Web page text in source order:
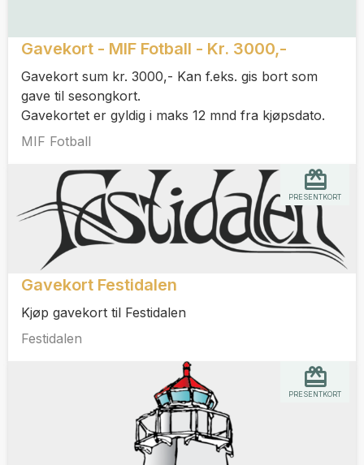
Gavekort - MIF Fotball - Kr. 3000,-
Gavekort sum kr. 3000,- Kan f.eks. gis bort som
gave til sesongkort.
Gavekortet er gyldig i maks 12 mnd fra kjøpsdato.
MIF Fotball
Gavekort Festidalen
Kjøp gavekort til Festidalen
Festidalen
PRESENTKORT
PRESENTKORT